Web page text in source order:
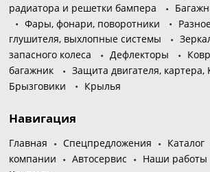
радиатора и решетки бампера
Фары, фонари, поворотники
глушителя, выхлопные системы
запасного колеса
Дефлекторы
багажник
Защита двигателя, картера,
Брызговики
Крылья
Навигация
Главная Спецпредложения Каталог
компании
Автосервис Наши работы